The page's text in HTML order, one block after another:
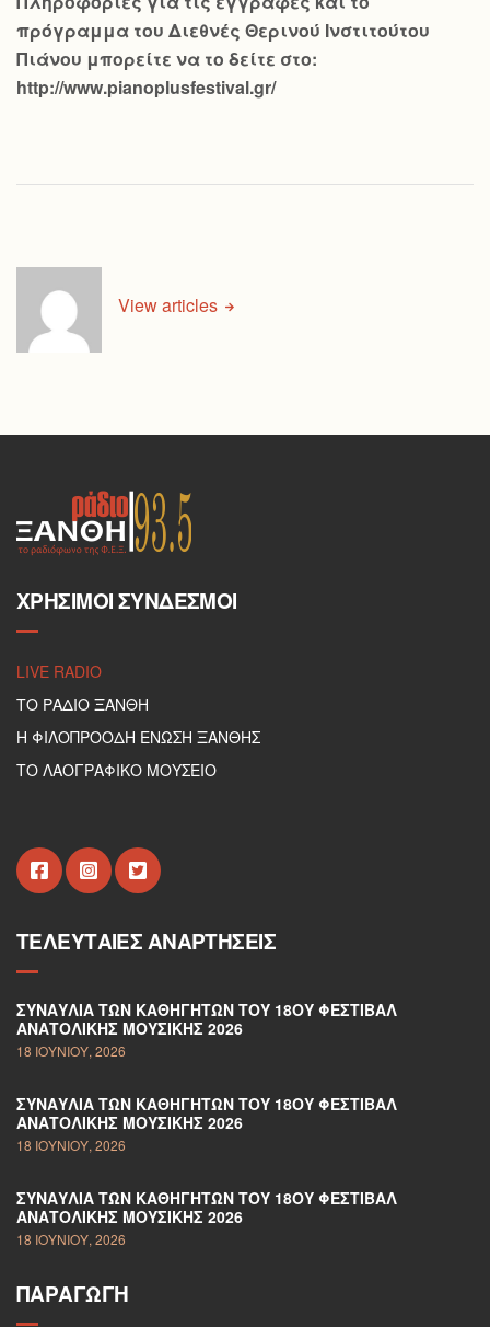
πρόγραμμα του Διεθνές Θερινού Ινστιτούτου
Πιάνου μπορείτε να το δείτε στο:
http://www.pianoplusfestival.gr/
View articles
ΧΡΉΣΙΜΟΙ ΣΎΝΔΕΣΜΟΙ
LIVE RADIO
ΤΟ ΡΑΔΙΟ ΞΑΝΘΗ
Η ΦΙΛΟΠΡΟΟΔΗ ΕΝΩΣΗ ΞΑΝΘΗΣ
ΤΟ ΛΑΟΓΡΑΦΙΚΟ ΜΟΥΣΕΙΟ
ΤΕΛΕΥΤΑΊΕΣ ΑΝΑΡΤΉΣΕΙΣ
ΣΥΝΑΥΛΊΑ ΤΩΝ ΚΑΘΗΓΗΤΏΝ ΤΟΥ 18ΟΥ ΦΕΣΤΙΒΆΛ
ΑΝΑΤΟΛΙΚΉΣ ΜΟΥΣΙΚΉΣ 2026
18 ΙΟΥΝΊΟΥ, 2026
ΣΥΝΑΥΛΊΑ ΤΩΝ ΚΑΘΗΓΗΤΏΝ ΤΟΥ 18ΟΥ ΦΕΣΤΙΒΆΛ
ΑΝΑΤΟΛΙΚΉΣ ΜΟΥΣΙΚΉΣ 2026
18 ΙΟΥΝΊΟΥ, 2026
ΣΥΝΑΥΛΊΑ ΤΩΝ ΚΑΘΗΓΗΤΏΝ ΤΟΥ 18ΟΥ ΦΕΣΤΙΒΆΛ
ΑΝΑΤΟΛΙΚΉΣ ΜΟΥΣΙΚΉΣ 2026
18 ΙΟΥΝΊΟΥ, 2026
ΠΑΡΑΓΩΓΉ